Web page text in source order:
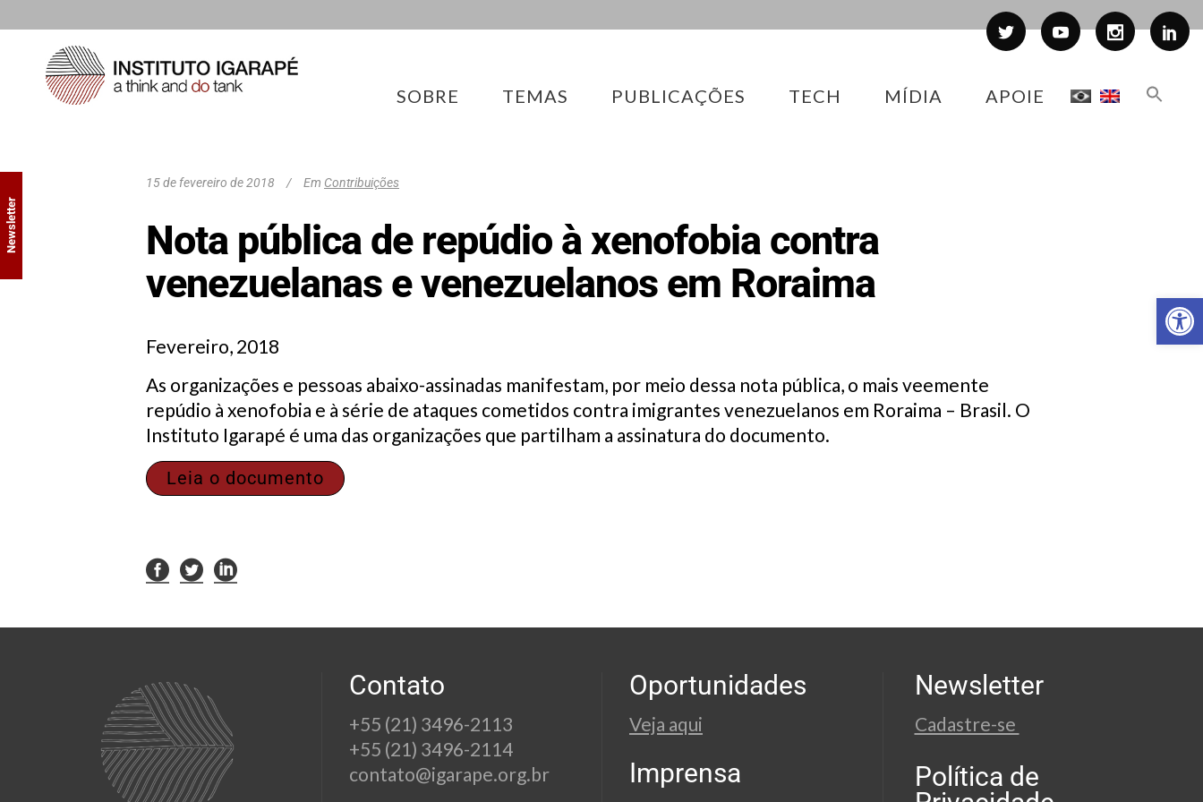
SOBRE TEMAS PUBLICAÇÕES TECH MÍDIA APOIE
15 de fevereiro de 2018 Em Contribuições
Nota pública de repúdio à xenofobia contra
venezuelanas e venezuelanos em Roraima
Fevereiro, 2018
As organizações e pessoas abaixo-assinadas manifestam, por meio dessa nota pública, o mais veemente
repúdio à xenofobia e à série de ataques cometidos contra imigrantes venezuelanos em Roraima – Brasil. O
Instituto Igarapé é uma das organizações que partilham a assinatura do documento.
Leia o documento
Contato
+55 (21) 3496-2113
+55 (21) 3496-2114
contato@igarape.org.br
Oportunidades
Veja aqui
Imprensa
Newsletter
Cadastre-se
Política de
Newsletter